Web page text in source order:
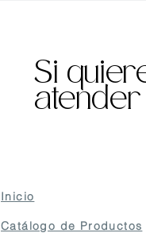
Si
Inicio
Catálogo de Productos